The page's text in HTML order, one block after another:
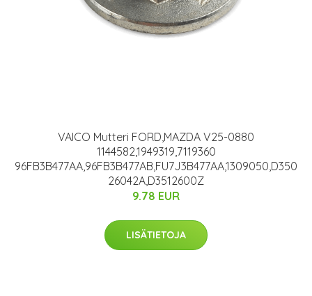
VAICO Mutteri FORD,MAZDA V25-0880
1144582,1949319,7119360
96FB3B477AA,96FB3B477AB,FU7J3B477AA,1309050,D350
26042A,D3512600Z
9.78 EUR
LISÄTIETOJA